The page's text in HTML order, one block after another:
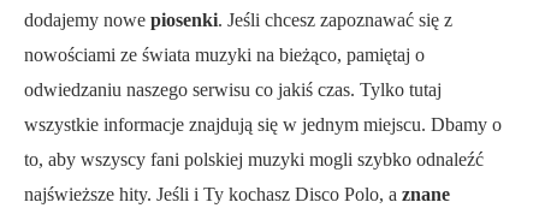
dodajemy nowe piosenki. Jeśli chcesz zapoznawać się z
nowościami ze świata muzyki na bieżąco, pamiętaj o
odwiedzaniu naszego serwisu co jakiś czas. Tylko tutaj
wszystkie informacje znajdują się w jednym miejscu. Dbamy o
to, aby wszyscy fani polskiej muzyki mogli szybko odnaleźć
najświeższe hity. Jeśli i Ty kochasz Disco Polo, a znane